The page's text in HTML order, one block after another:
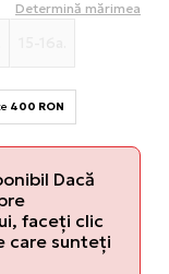
Determină mărimea
400 RON
Dacă
faceți clic
care sunteți